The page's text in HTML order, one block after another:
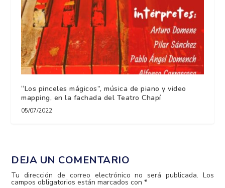
“Los pinceles mágicos”, música de piano y video
mapping, en la fachada del Teatro Chapí
05/07/2022
DEJA UN COMENTARIO
Tu dirección de correo electrónico no será publicada. Los
campos obligatorios están marcados con*